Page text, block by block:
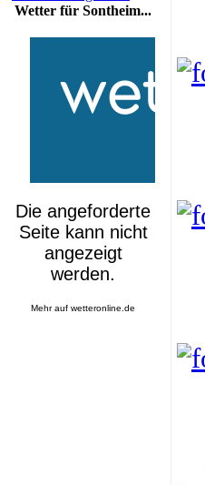
Wetter für Sontheim...
Mehr aufwetteronline.de